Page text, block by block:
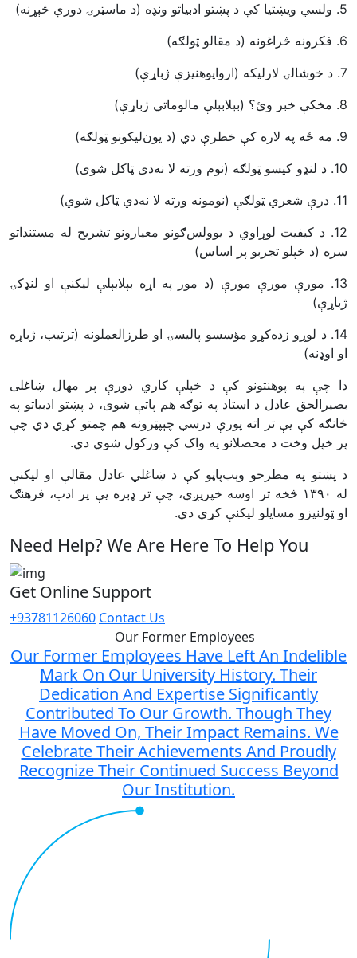
5
. ولسي ويښتيا کې د پښتو ادبياتو ونډه (د ماسټرۍ دورې څېړنه)
6
. فکرونه څراغونه (د مقالو ټولګه)
7
. د خوشالۍ لار‌ليکه (ارواپوهنيزې ژباړې)
8
. مخکې خبر وئ؟ (بېلابېلې مالوماتي ژباړې)
9
. مه ځه په لاره کې خطرې دي (د يون‌ليکونو ټولګه)
10
. د لنډو کيسو ټولګه (نوم ورته لا نه‌دی ټاکل شوی)
11
. درې شعري ټولګې (نومونه ورته لا نه‌دي ټاکل شوي)
12
. د کيفيت لوړاوي د يوولس‌ګونو معيارونو تشريح له مستنداتو
سره (د خپلو تجربو پر اساس)
13
. مورې مورې مورې (د مور په اړه بېلابېلې ليکنې او لنډکۍ
ژباړې)
14
. د لوړو زده‌کړو مؤسسو پاليسۍ او طرزالعملونه (ترتيب، ژباړه
او اوډنه)
دا چې په پوهنتونو کې د خپلې کاري دورې پر مهال ښاغلی
بصيرالحق عادل د استاد په توګه هم پاتې شوی، د پښتو ادبياتو په
څانګه کې يې تر اته پورې درسي چېپټرونه هم چمتو کړي دي چې
پر خپل وخت د محصلانو په واک کې ورکول شوي دي.
د پښتو په مطرحو وېب‌پاڼو کې د ښاغلي عادل مقالې او ليکنې
له ۱۳۹۰ څخه تر اوسه خپريږي، چې تر ډېره يې پر ادب، فرهنګ
او ټولنيزو مسايلو ليکنې کړي دي.
Need Help? We Are Here To Help You
Get Online Support
+93781126060 Contact Us
Our Former Employees
Our Former Employees Have Left An Indelible
Mark On Our University History. Their
Dedication And Expertise Significantly
Contributed To Our Growth. Though They
Have Moved On, Their Impact Remains. We
Celebrate Their Achievements And Proudly
Recognize Their Continued Success Beyond
Our Institution.